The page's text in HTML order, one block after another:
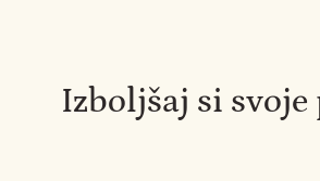
Izboljšaj si svoje